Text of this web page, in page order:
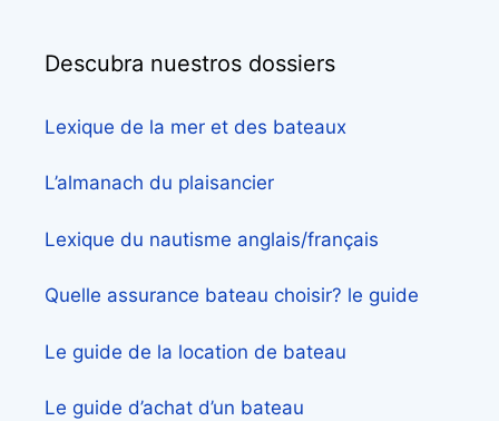
Descubra nuestros dossiers
Lexique de la mer et des bateaux
L’almanach du plaisancier
Lexique du nautisme anglais/français
Quelle assurance bateau choisir? le guide
Le guide de la location de bateau
Le guide d’achat d’un bateau